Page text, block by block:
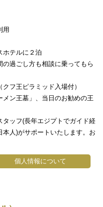
用
テルに２泊
過ごし方も相談に乗ってもら
フ王ピラミッド入場付）
ン王墓」、当日のお勧めの王
ッフ(長年エジプトでガイド経
人)がサポートいたします。お
個人情報について